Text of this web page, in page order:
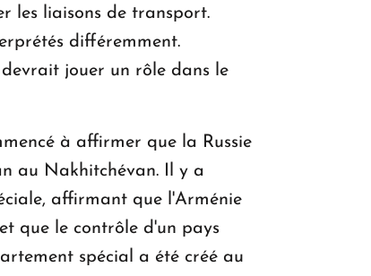
les liaisons de transport.
différemment.
devrait jouer un rôle dans le
à affirmer que la Russie
au Nakhitchévan. Il y a
affirmant que l'Arménie
que le contrôle d'un pays
spécial a été créé au